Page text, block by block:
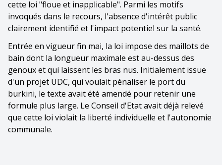
cette loi "floue et inapplicable". Parmi les motifs
invoqués dans le recours, l'absence d'intérêt public
clairement identifié et l'impact potentiel sur la santé.
Entrée en vigueur fin mai, la loi impose des maillots de
bain dont la longueur maximale est au-dessus des
genoux et qui laissent les bras nus. Initialement issue
d'un projet UDC, qui voulait pénaliser le port du
burkini, le texte avait été amendé pour retenir une
formule plus large. Le Conseil d'Etat avait déjà relevé
que cette loi violait la liberté individuelle et l'autonomie
communale.